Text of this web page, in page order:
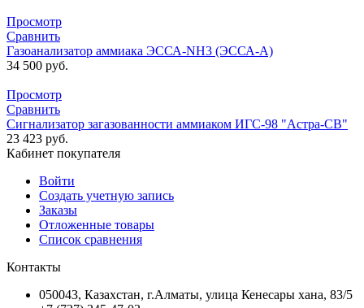
Просмотр
Сравнить
Газоанализатор аммиака ЭССА-NH3 (ЭССА-А)
34 500 руб.
Просмотр
Сравнить
Сигнализатор загазованности аммиаком ИГС-98 "Астра-СВ"
23 423 руб.
Кабинет покупателя
Войти
Создать учетную запись
Заказы
Отложенные товары
Список сравнения
Контакты
050043, Казахстан, г.Алматы, улица Кенесары хана, 83/5